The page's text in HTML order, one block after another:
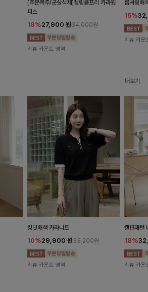
[주문폭주/군살삭제]젤링클프리 카라원
피스
18%27,900 원34,000원
리뷰 카운트 영역
롬셔링배
15%
리뷰 카운
더보기
킹밋배색 카라니트
10%29,900 원33,200원
리뷰 카운트 영역
캘핀패턴
18%
리뷰 카운